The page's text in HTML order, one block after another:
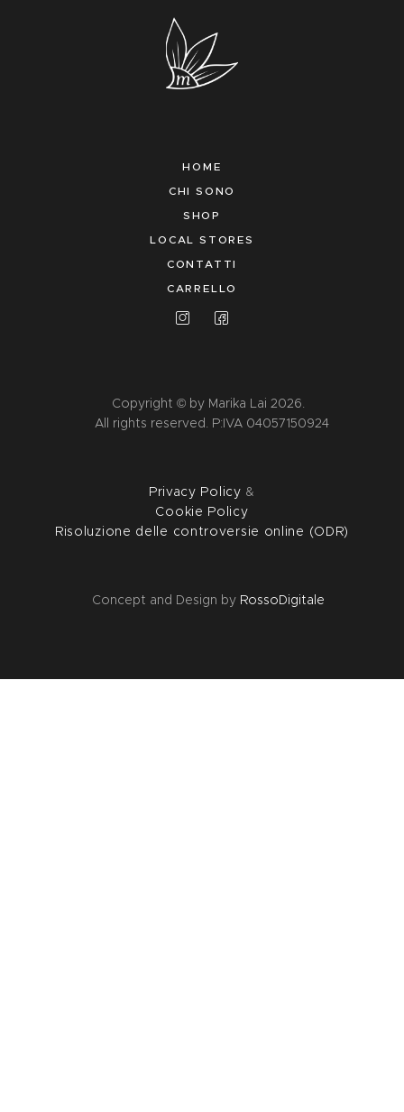
HOME
CHI SONO
SHOP
LOCAL STORES
CONTATTI
CARRELLO
Copyright © by Marika Lai 2026.
All rights reserved. P:IVA 04057150924
Privacy Policy &
Cookie Policy
Risoluzione delle controversie online (ODR)
Concept and Design by RossoDigitale